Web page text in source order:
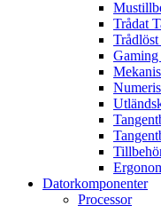
Trådat
Gaming
Datorkomponenter
Processor